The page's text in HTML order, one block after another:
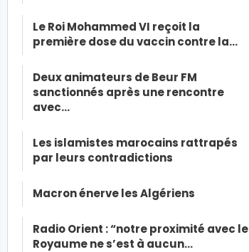
Le Roi Mohammed VI reçoit la
première dose du vaccin contre la…
Deux animateurs de Beur FM
sanctionnés après une rencontre
avec…
Les islamistes marocains rattrapés
par leurs contradictions
Macron énerve les Algériens
Radio Orient : “notre proximité avec le
Royaume ne s’est à aucun…